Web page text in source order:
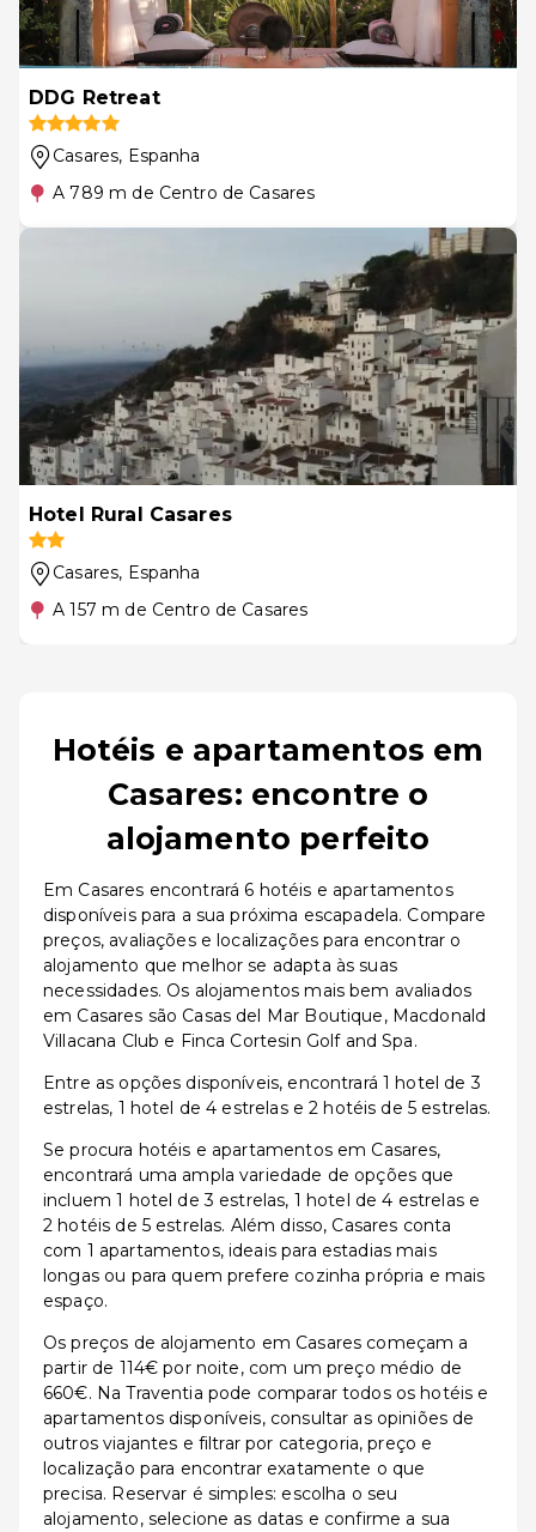
DDG Retreat
Casares, Espanha
A 789 m de Centro de Casares
Hotel Rural Casares
Casares, Espanha
A 157 m de Centro de Casares
Hotéis e apartamentos em
Casares: encontre o
alojamento perfeito
Em Casares encontrará 6 hotéis e apartamentos
disponíveis para a sua próxima escapadela. Compare
preços, avaliações e localizações para encontrar o
alojamento que melhor se adapta às suas
necessidades. Os alojamentos mais bem avaliados
em Casares são Casas del Mar Boutique, Macdonald
Villacana Club e Finca Cortesin Golf and Spa.
Entre as opções disponíveis, encontrará 1 hotel de 3
estrelas, 1 hotel de 4 estrelas e 2 hotéis de 5 estrelas.
Se procura hotéis e apartamentos em Casares,
encontrará uma ampla variedade de opções que
incluem 1 hotel de 3 estrelas, 1 hotel de 4 estrelas e
2 hotéis de 5 estrelas. Além disso, Casares conta
com 1 apartamentos, ideais para estadias mais
longas ou para quem prefere cozinha própria e mais
espaço.
Os preços de alojamento em Casares começam a
partir de 114€ por noite, com um preço médio de
660€. Na Traventia pode comparar todos os hotéis e
apartamentos disponíveis, consultar as opiniões de
outros viajantes e filtrar por categoria, preço e
localização para encontrar exatamente o que
precisa. Reservar é simples: escolha o seu
alojamento, selecione as datas e confirme a sua